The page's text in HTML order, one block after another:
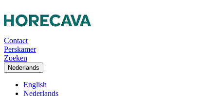
Contact
Perskamer
Zoeken
Nederlands
English
Nederlands